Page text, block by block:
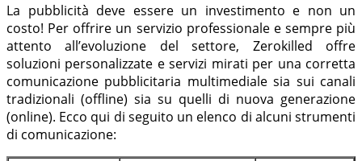
La pubblicità deve essere un investimento e non un
costo! Per offrire un servizio professionale e sempre più
attento all’evoluzione del settore, Zerokilled offre
soluzioni personalizzate e servizi mirati per una corretta
comunicazione pubblicitaria multimediale sia sui canali
tradizionali (offline) sia su quelli di nuova generazione
(online). Ecco qui di seguito un elenco di alcuni strumenti
di comunicazione: